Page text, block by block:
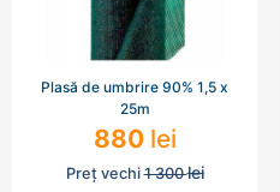
Plasă de umbrire 90% 1,5 x
25m
880 lei
Preț vechi1 300lei